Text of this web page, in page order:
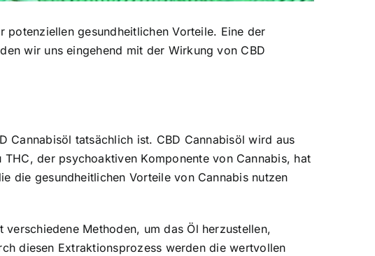
gesundheitlichen Vorteile. Eine der
wir uns eingehend mit der Wirkung von CBD
Cannabisöl tatsächlich ist. CBD Cannabisöl wird aus
der psychoaktiven Komponente von Cannabis, hat
die gesundheitlichen Vorteile von Cannabis nutzen
Methoden, um das Öl herzustellen,
diesen Extraktionsprozess werden die wertvollen